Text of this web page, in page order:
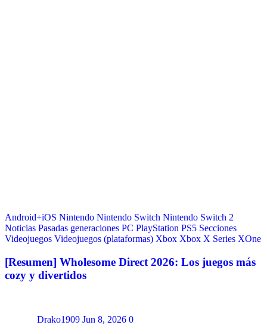
Android+iOS Nintendo Nintendo Switch Nintendo Switch 2
Noticias Pasadas generaciones PC PlayStation PS5 Secciones
Videojuegos Videojuegos (plataformas) Xbox Xbox X Series XOne
[Resumen] Wholesome Direct 2026: Los juegos más
cozy y divertidos
Drako1909 Jun 8, 2026 0